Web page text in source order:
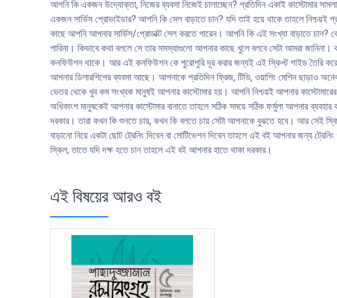
করবে।
করতে পারার
আপনি কি একজন উদ্যোক্তা, নিজের ব্যবসা নিজেই চালাচ্ছেন? প্রতিদিন একাই কাস্টোমার
একজন সার্ভিস প্রোভাইডার? আপনি কি সেল বাড়াতে চান? যদি তাই হয়ে থাকে তাহলে
কাছে আপনি আপনার সার্ভিস/প্রোডাক্ট সেল করতে পারেন। আপনি কি এই সংখ্যা বাড়াতে
পারিনা। কিভাবে কথা বললে সে তার সমস্যাগুলো আপনার কাছে খুলে বলবে সেটা আমরা
কনফিউশন থাকে। আর এই কনফিউশন কে পুরোপুরি দূর করার জন্যই এই স্কিপ্ট গাইড তৈরি
আপনার ডিলারশিপের ব্যবসা আছে। আপনাকে প্রতিদিন ফ্রিজ, টিভি, ওয়াশিং মেশিন
ভেতর থেকে খুব কম সংখ্যক মানুষই আপনার কাস্টোমার হয়। আপনি নিশ্চয়ই আপনার
অধিকাংশ মানুষকেই আপনার কাস্টোমার বানাতে তাহলে সঠিক সময়ে সঠিক ফর্মুলা আপনার
দরকার। তারা কখন কি শুনতে চায়, কখন কি বলতে চায় সেটা আপনাকে বুঝতে হবে। আর সেই
বাড়ানো নিয়ে একটা ছোট ট্রেনিং দিবেন বা মোটিভেশন দিবেন তাহলে এই বই আপনার জন্য
স্কিল, তাতে যদি দক্ষ হতে চান তাহলে এই বই আপনার হাতে থাকা দরকার।
এই বিষয়ের আরও বই